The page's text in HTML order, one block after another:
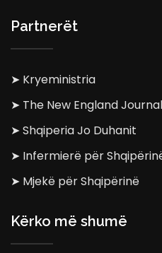
Partnerët
➤ Kryeministria
➤ The New England
➤ Shqiperia Jo Duhanit
➤ Infermierë për
➤ Mjekë për Shqipërinë
Kërko më shumë